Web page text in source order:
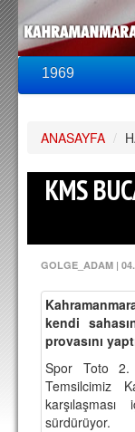
1969
PUAN
FİKSTÜR
A TAKIM
TEKNİK
TARAFTAR
BİLETLER
DEPLASMAN
ANASAYFA /
KMS
GOLGE_ADAM |
kendi
provasını
Spor Toto 2.
Temsilcimiz
sürdürüyor.